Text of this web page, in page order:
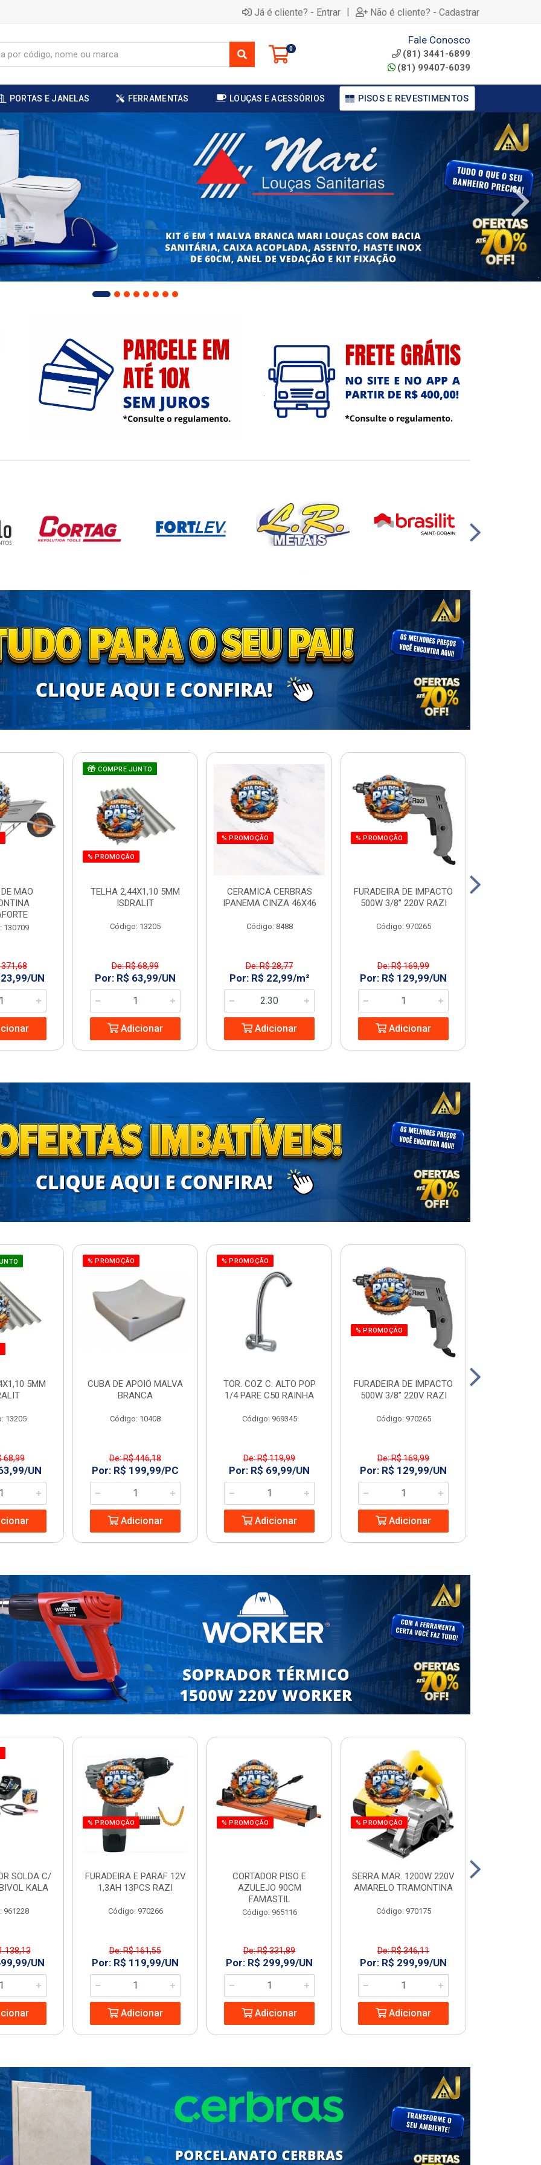
Já é cliente? - Entrar | Não é cliente? - Cadastrar
0
Fale Conosco
(81) 3441-6899
(81) 99407-6039
PORTAS E JANELAS FERRAMENTAS LOUÇAS E ACESSÓRIOS PISOS E REVESTIMENTOS
MAO
130709
371,68
UN
COMPRE JUNTO
% PROMOÇÃO
TELHA 2,44X1,10 5MM
ISDRALIT
Código: 13205
De: R$ 68,99
Por: R$ 63,99/UN
Adicionar
% PROMOÇÃO
CERAMICA CERBRAS
IPANEMA CINZA 46X46
Código: 8488
De: R$ 28,77
Por: R$ 22,99/m²
Adicionar
% PROMOÇÃO
FURADEIRA DE IMPACTO
500W 3/8” 220V RAZI
Código: 970265
De: R$ 169,99
Por: R$ 129,99/UN
Adicionar
5MM
13205
68,99
UN
% PROMOÇÃO
CUBA DE APOIO MALVA
BRANCA
Código: 10408
De: R$ 446,18
Por: R$ 199,99/PC
Adicionar
% PROMOÇÃO
TOR. COZ C. ALTO POP
1/4 PARE C50 RAINHA
Código: 969345
De: R$ 119,99
Por: R$ 69,99/UN
Adicionar
% PROMOÇÃO
FURADEIRA DE IMPACTO
500W 3/8” 220V RAZI
Código: 970265
De: R$ 169,99
Por: R$ 129,99/UN
Adicionar
SOLDA C/
KALA
961228
UN
% PROMOÇÃO
FURADEIRA E PARAF 12V
1,3AH 13PCS RAZI
Código: 970266
De: R$ 161,55
Por: R$ 119,99/UN
Adicionar
% PROMOÇÃO
CORTADOR PISO E
AZULEJO 90CM
FAMASTIL
Código: 965116
De: R$ 331,89
Por: R$ 299,99/UN
Adicionar
% PROMOÇÃO
SERRA MAR. 1200W 220V
AMARELO TRAMONTINA
Código: 970175
De: R$ 346,11
Por: R$ 299,99/UN
Adicionar